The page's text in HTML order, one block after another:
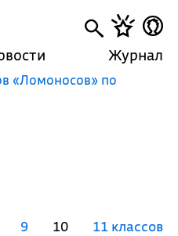
Журнал
«Ломоносов» по
9 10 11 классов